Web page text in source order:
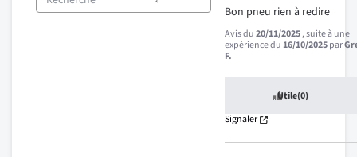
Bon pneu rien à redire
Avis du20/11/2025, suite à une
expérience du16/10/2025par
F.
Utile(0)
Signaler